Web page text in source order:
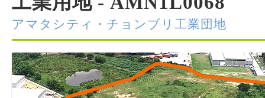
アマタシティ・チョンブリ工業団地